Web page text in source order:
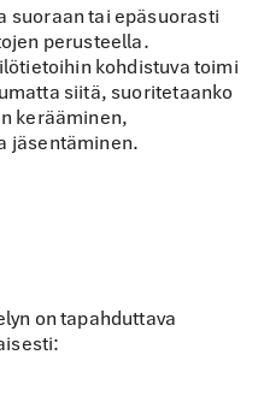
suoraan tai epäsuorasti
perusteella.
kohdistuva toimi
siitä, suoritetaanko
kerääminen,
jäsentäminen.
on tapahduttava